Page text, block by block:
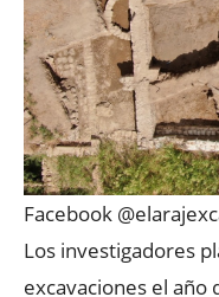
Facebook
Los investigadores
excavaciones el